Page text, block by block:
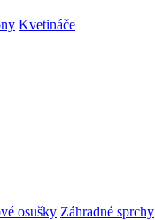
Kvetináče
osušky Záhradné sprchy